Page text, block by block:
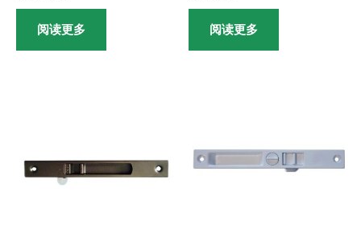
评
&sol;阅读更多
评
&sol;阅读更多